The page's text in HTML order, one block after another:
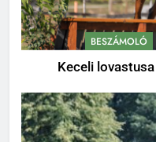
BESZÁMOLÓ
Keceli